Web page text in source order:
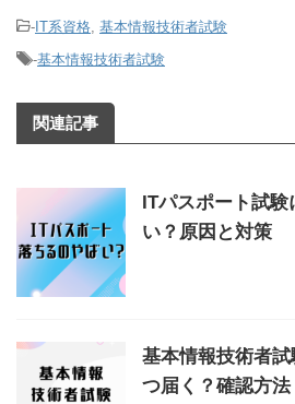
- IT系資格 基本情報技術者試験
-基本情報技術者試験
関連記事
ITパスポート試
い？原因と対策
基本情報技術者
つ届く？確認方